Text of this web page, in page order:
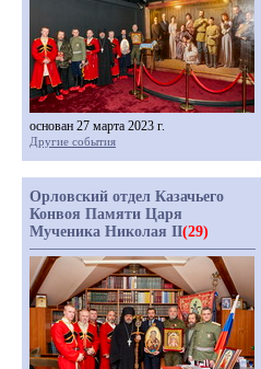
основан 27 марта 2023 г.
Другие события
Орловский отдел Казачьего
Конвоя Памяти Царя
Мученика Николая II(29)